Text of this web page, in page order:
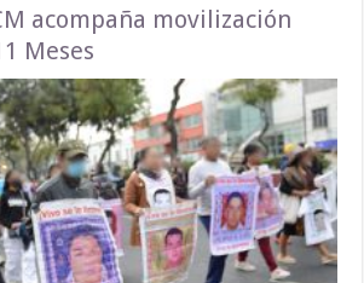
acompaña movilización
Meses